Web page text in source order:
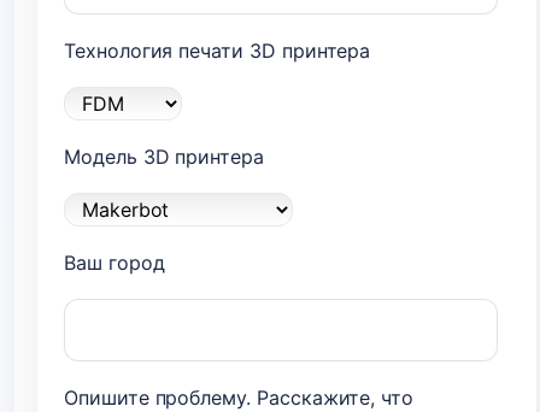
Технология печати 3D принтера
Модель 3D принтера
Ваш город
Опишите проблему. Расскажите, что